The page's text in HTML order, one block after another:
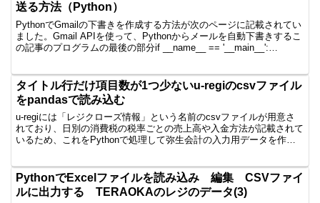
送る方法（Python）
PythonでGmailの下書きを作成する方法が次のページに記載されてい
ました。Gmail APIを使って、Pythonからメールを自動下書きするこ
の記事のプログラムの最後の部分if __name__ == '__main__':
タイトル行だけ項目数が1つ少ないu-regiのcsvファイル
をpandasで読み込む
u-regiには「レジクローズ情報」という名前のcsvファイルが用意さ
れており、日別の消費税の税率ごとの売上高や入金方法が記載されて
いるため、これをPythonで処理して弥生会計の入力用データを作成
PythonでExcelファイルを読み込み 編集 CSVファイ
ルに出力する TERAOKAのレジのデータ(3)